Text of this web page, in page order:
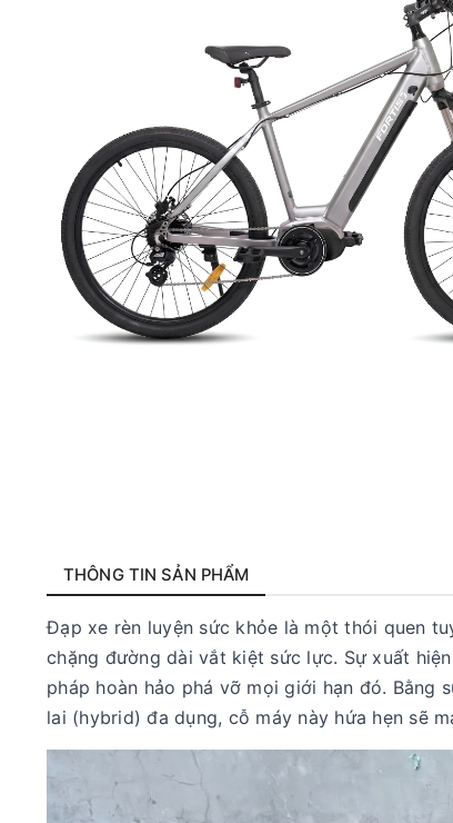
THÔNG TIN SẢN PHẨM
Đạp xe rèn luyện sức khỏe là một thói quen
chặng đường dài vắt kiệt sức lực. Sự xuất
pháp hoàn hảo phá vỡ mọi giới hạn đó.
lai (hybrid) đa dụng, cỗ máy này hứa hẹn sẽ